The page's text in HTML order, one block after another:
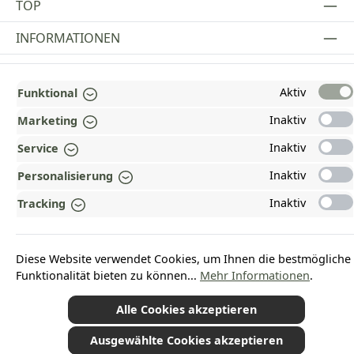
TOP
Vertrag widerrufen
INFORMATIONEN
ZAHLUNGS- UND VERSANDARTEN
WARUM HEAD-SHOP.DE?
UNSERE COMMUNITIES
*Alle Preise inkl. gesetzl. Mehrwertsteuer zzgl.Versandkostenund ggf.
Nachnahmegebühren, wenn nicht anders angegeben.
© 2026 Plamundo GmbH - Alle Rechte vorbehalten. Theme by
ThemeWare®
Funktional
Aktiv
Marketing
Inaktiv
Service
Inaktiv
Personalisierung
Inaktiv
Tracking
Inaktiv
Diese Website verwendet Cookies, um Ihnen die bestmögliche
Funktionalität bieten zu können... Mehr Informationen.
Alle Cookies akzeptieren
Ausgewählte Cookies akzeptieren